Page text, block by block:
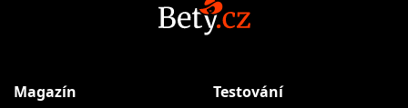
Magazín Testování